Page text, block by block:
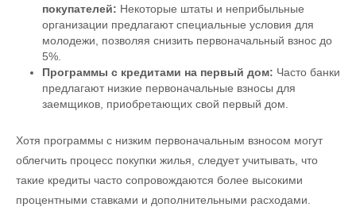
покупателей: Некоторые штаты и неприбыльные
организации предлагают специальные условия для
молодежи, позволяя снизить первоначальный взнос до
5%.
Программы с кредитами на первый дом: Часто банки
предлагают низкие первоначальные взносы для
заемщиков, приобретающих свой первый дом.
Хотя программы с низким первоначальным взносом могут
облегчить процесс покупки жилья, следует учитывать, что
такие кредиты часто сопровождаются более высокими
процентными ставками и дополнительными расходами.